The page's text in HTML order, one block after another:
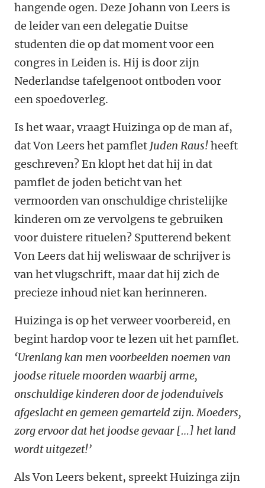
hangende ogen. Deze Johann von Leers is
de leider van een delegatie Duitse
studenten die op dat moment voor een
congres in Leiden is. Hij is door zijn
Nederlandse tafelgenoot ontboden voor
een spoedoverleg.
Is het waar, vraagt Huizinga op de man af,
dat Von Leers het pamflet Juden Raus!heeft
geschreven? En klopt het dat hij in dat
pamflet de joden beticht van het
vermoorden van onschuldige christelijke
kinderen om ze vervolgens te gebruiken
voor duistere rituelen? Sputterend bekent
Von Leers dat hij weliswaar de schrijver is
van het vlugschrift, maar dat hij zich de
precieze inhoud niet kan herinneren.
Huizinga is op het verweer voorbereid, en
begint hardop voor te lezen uit het pamflet.
‘Urenlang kan men voorbeelden noemen van
joodse rituele moorden waarbij arme,
onschuldige kinderen door de jodenduivels
afgeslacht en gemeen gemarteld zijn. Moeders,
zorg ervoor dat het joodse gevaar […] het land
wordt uitgezet!’
Als Von Leers bekent, spreekt Huizinga zijn